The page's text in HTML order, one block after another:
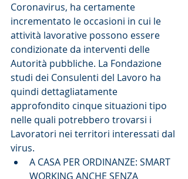
Coronavirus, ha certamente
incrementato le occasioni in cui le
attività lavorative possono essere
condizionate da interventi delle
Autorità pubbliche. La Fondazione
studi dei Consulenti del Lavoro ha
quindi dettagliatamente
approfondito cinque situazioni tipo
nelle quali potrebbero trovarsi i
Lavoratori nei territori interessati dal
virus.
A CASA PER ORDINANZE: SMART
WORKING ANCHE SENZA